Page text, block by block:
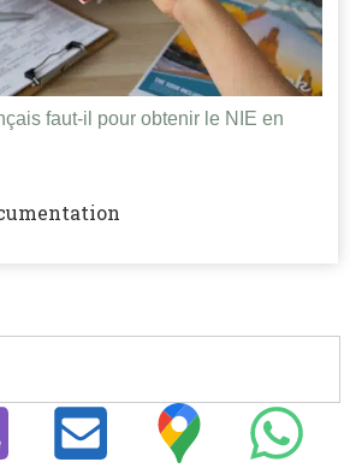
faut-il pour obtenir le NIE en